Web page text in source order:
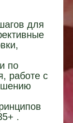
для
по
работе с
.